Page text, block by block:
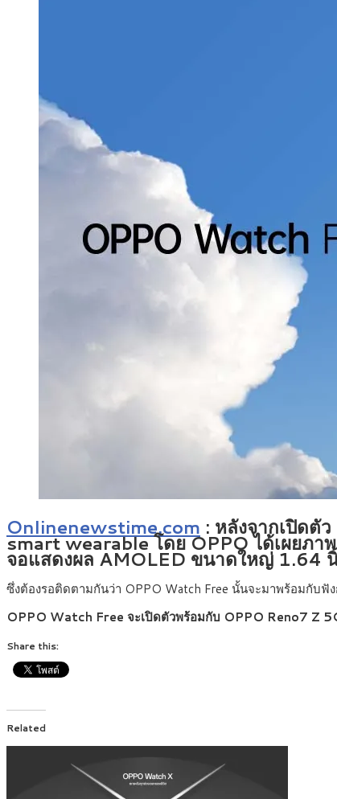
Onlinenewstime.com : หลังจากเปิดตั
smart wearable โดย OPPO ได้เผยภ
จอแสดงผล AMOLED ขนาดใหญ่ 1.64
ซึ่งต้องรอติดตามกันว่า OPPO Watch Free นั้นจะมาพร้อมกับ
OPPO Watch Free จะเปิดตัวพร้อมกับ OPPO Reno7 Z
Share this:
Related